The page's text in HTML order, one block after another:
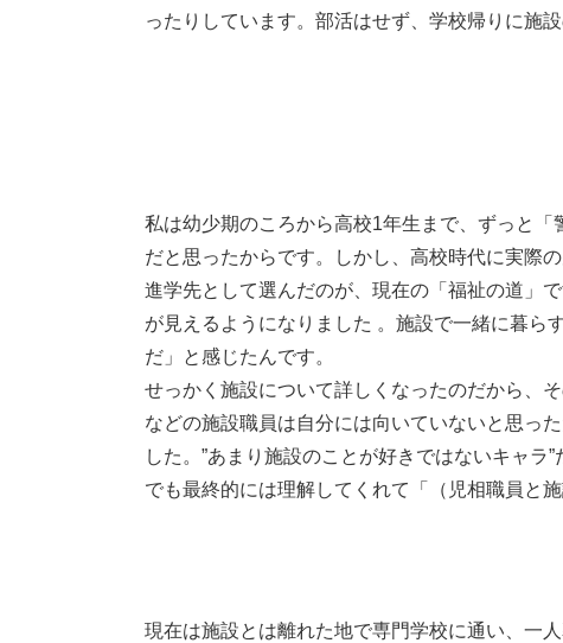
ったりしています。部活はせず、学校帰りに施
私は幼少期のころから高校1年生まで、ずっと
だと思ったからです。しかし、高校時代に実際
進学先として選んだのが、現在の「福祉の道」
が見えるようになりました 。施設で一緒に暮ら
だ」と感じたんです。
せっかく施設について詳しくなったのだから、
などの施設職員は自分には向いていないと思っ
した。”あまり施設のことが好きではないキャラ
でも最終的には理解してくれて「（児相職員と
現在は施設とは離れた地で専門学校に通い、一